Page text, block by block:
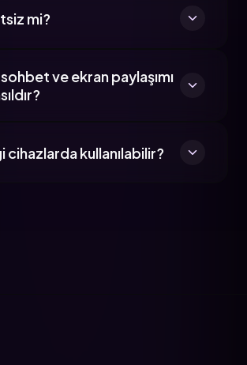
mi?
ve ekran paylaşımı
cihazlarda kullanılabilir?